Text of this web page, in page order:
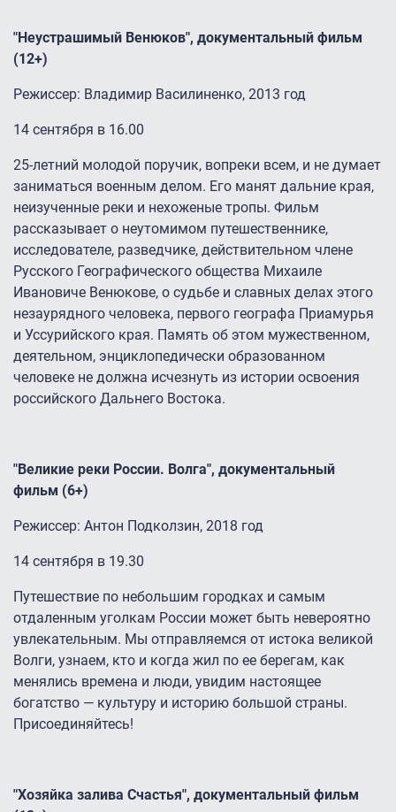
"Неустрашимый Венюков", документальный фильм
(12+)
Режиссер: Владимир Василиненко, 2013 год
14 сентября в 16.00
25-летний молодой поручик, вопреки всем, и не думает
заниматься военным делом. Его манят дальние края,
неизученные реки и нехоженые тропы. Фильм
рассказывает о неутомимом путешественнике,
исследователе, разведчике, действительном члене
Русского Географического общества Михаиле
Ивановиче Венюкове, о судьбе и славных делах этого
незаурядного человека, первого географа Приамурья
и Уссурийского края. Память об этом мужественном,
деятельном, энциклопедически образованном
человеке не должна исчезнуть из истории освоения
российского Дальнего Востока.
"Великие реки России. Волга", документальный
фильм (6+)
Режиссер: Антон Подколзин, 2018 год
14 сентября в 19.30
Путешествие по небольшим городках и самым
отдаленным уголкам России может быть невероятно
увлекательным. Мы отправляемся от истока великой
Волги, узнаем, кто и когда жил по ее берегам, как
менялись времена и люди, увидим настоящее
богатство — культуру и историю большой страны.
Присоединяйтесь!
"Хозяйка залива Счастья", документальный фильм